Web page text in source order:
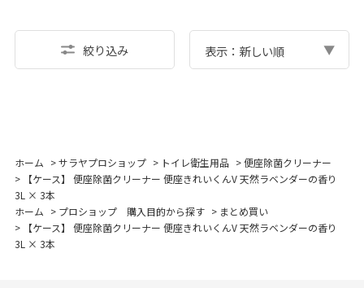
絞り込み 表示：新しい順
ホーム >サラヤプロショップ > トイレ衛生用品 >便座除菌クリーナー
>
【ケース】 便座除菌クリーナー 便座きれいくんV 天然ラベンダーの香り
3L × 3本
ホーム > プロショップ 購入目的から探す > まとめ買い
>
【ケース】 便座除菌クリーナー 便座きれいくんV 天然ラベンダーの香り
3L × 3本